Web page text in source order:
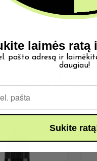
patiks ir
laimės ratą
pašto adresą ir
daugiau!
Sukite